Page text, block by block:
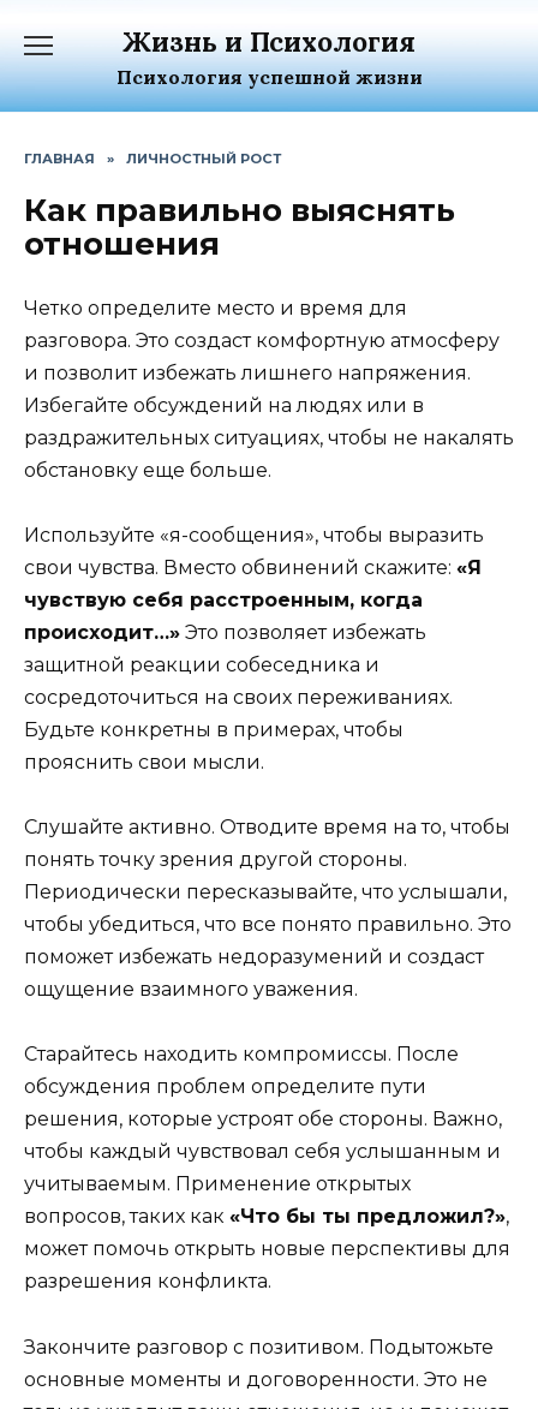
содержанию
Жизнь и Психология
Психология успешной жизни
ГЛАВНАЯ » ЛИЧНОСТНЫЙ РОСТ
Как правильно выяснять
отношения
Четко определите место и время для
разговора. Это создаст комфортную атмосферу
и позволит избежать лишнего напряжения.
Избегайте обсуждений на людях или в
раздражительных ситуациях, чтобы не накалять
обстановку еще больше.
Используйте «я-сообщения», чтобы выразить
свои чувства. Вместо обвинений скажите: «Я
чувствую себя расстроенным, когда
происходит…» Это позволяет избежать
защитной реакции собеседника и
сосредоточиться на своих переживаниях.
Будьте конкретны в примерах, чтобы
прояснить свои мысли.
Слушайте активно. Отводите время на то, чтобы
понять точку зрения другой стороны.
Периодически пересказывайте, что услышали,
чтобы убедиться, что все понято правильно. Это
поможет избежать недоразумений и создаст
ощущение взаимного уважения.
Старайтесь находить компромиссы. После
обсуждения проблем определите пути
решения, которые устроят обе стороны. Важно,
чтобы каждый чувствовал себя услышанным и
учитываемым. Применение открытых
вопросов, таких как «Что бы ты предложил?»,
может помочь открыть новые перспективы для
разрешения конфликта.
Закончите разговор с позитивом. Подытожьте
основные моменты и договоренности. Это не